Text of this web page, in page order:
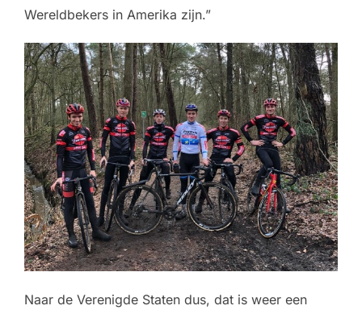
Wereldbekers in Amerika zijn.”
Naar de Verenigde Staten dus, dat is weer een